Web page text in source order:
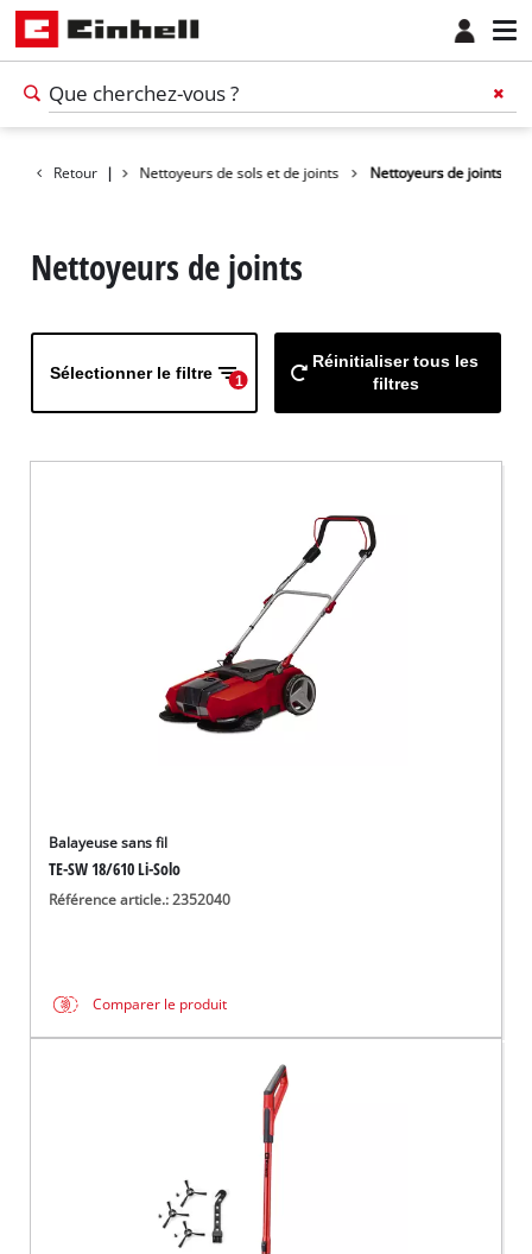
Retour |
de nettoyage Nettoyeurs de sols et de joints Nettoyeurs de joints
Nettoyeurs de joints
Sélectionner le filtre 1
Réinitialiser tous les
filtres
Balayeuse sans fil
TE-SW 18/610 Li-Solo
Référence article.: 2352040
Comparer le produit